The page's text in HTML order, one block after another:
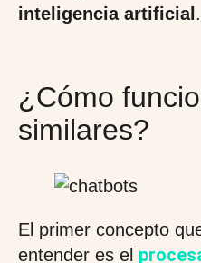
inteligencia artificial .
¿Cómo
similares?
El primer concepto
entender es el